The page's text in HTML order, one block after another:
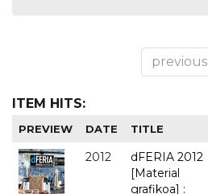
previous
ITEM HITS:
PREVIEW DATE TITLE
2012
dFERIA 2012
[Material
grafikoa] :